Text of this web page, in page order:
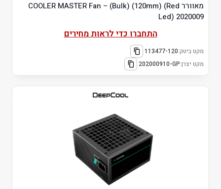
מאוורר COOLER MASTER Fan – (Bulk) (120mm) (Red
Led) 2020009
התחברו כדי לראות מחירים
מקט ביטק:113477-120
מקט יצרן:202000910-GP